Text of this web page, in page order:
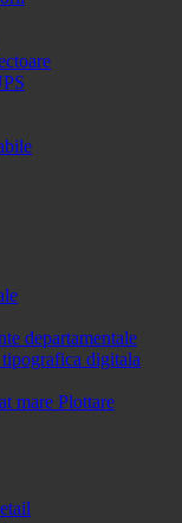
departamentale
digitala
mare Plottare